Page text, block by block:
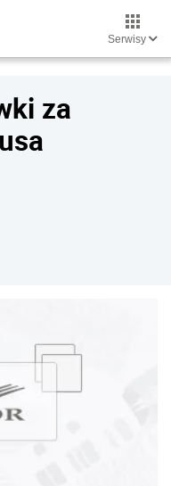
Serwisy
za